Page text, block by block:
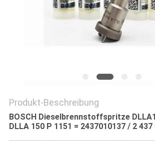
Produkt-Beschreibung
BOSCH Dieselbrennstoffspritze
DLLA 150 P 1151 = 2437010137 / 2 437